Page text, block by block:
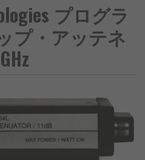
プログラ
プ・アッテネ